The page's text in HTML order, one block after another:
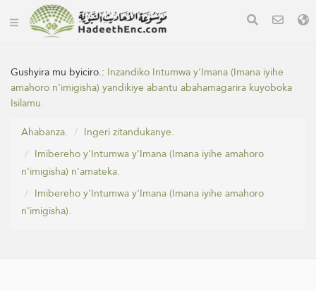
Gushyira mu byiciro.: Inzandiko Intumwa y'Imana (Imana iyihe
amahoro n'imigisha) yandikiye abantu abahamagarira kuyoboka
Isilamu.
Ahabanza.
Ingeri zitandukanye.
Imibereho y'Intumwa y'Imana (Imana iyihe amahoro
n'imigisha) n'amateka.
Imibereho y'Intumwa y'Imana (Imana iyihe amahoro
n'imigisha).